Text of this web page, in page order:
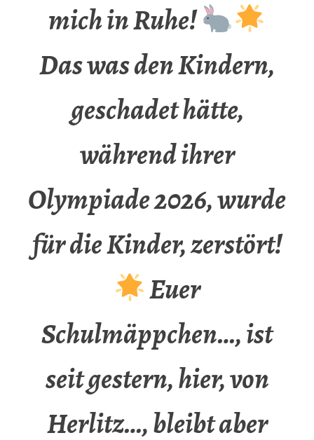
mich in Ruhe!
Das was den Kindern,
geschadet hätte,
während ihrer
Olympiade 2026, wurde
für die Kinder, zerstört!
Euer
Schulmäppchen…, ist
seit gestern, hier, von
Herlitz…, bleibt aber